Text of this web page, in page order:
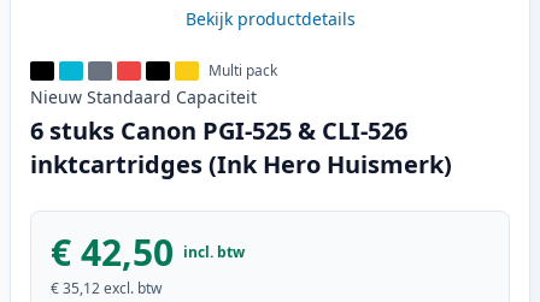
Bekijk productdetails
Multi pack
Nieuw Standaard Capaciteit
6 stuks Canon PGI-525 & CLI-526
inktcartridges (Ink Hero Huismerk)
€ 42,50 incl. btw
€ 35,12excl. btw